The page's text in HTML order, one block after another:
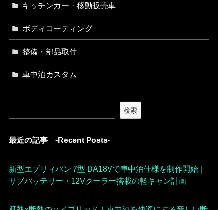
キッチンカー・移動販売車
ボディコーティング
整備・部品取付
車中泊カスタム
検索
最近の記事 -Recent Posts-
新型エブリィバン 7型 DA18Vで車中泊仕様を制作開始｜
サブバッテリー・12Vクーラー搭載の軽キャン計画